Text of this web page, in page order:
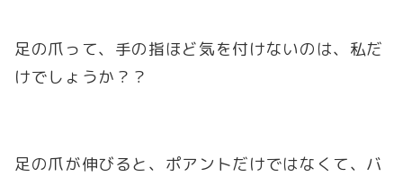
足の爪って、手の指ほど気を付けないのは、私だ
けでしょうか？？
足の爪が伸びると、ポアントだけではなくて、バ